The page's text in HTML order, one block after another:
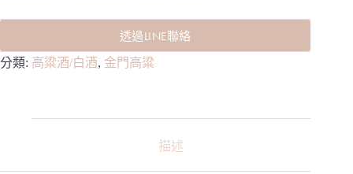
透過LINE聯絡
分類: 高粱酒/白酒, 金門高粱
描述